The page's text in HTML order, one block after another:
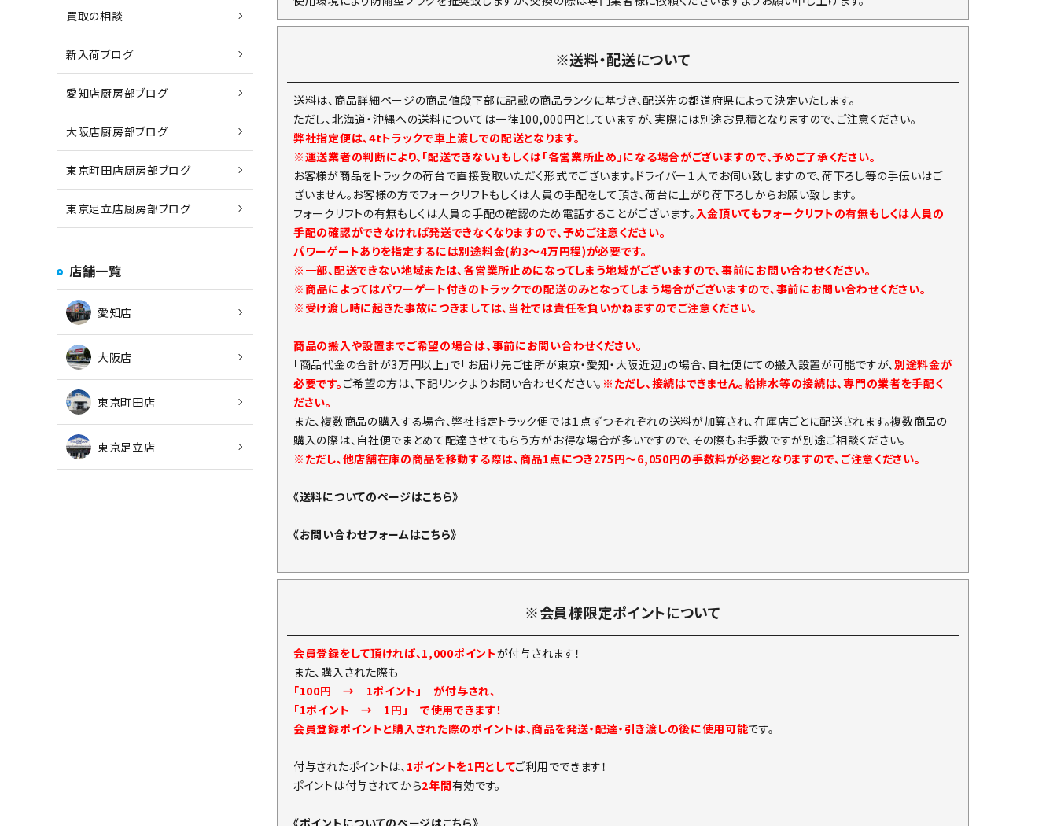
買取の相談
新入荷ブログ
愛知店厨房部ブログ
大阪店厨房部ブログ
東京町田店厨房部ブログ
東京足立店厨房部ブログ
店舗一覧
愛知店
大阪店
東京町田店
東京足立店
※送料・配送について
送料は、商品詳細ページの商品値段下部に記載の商品ランクに基づき、配送先の都道府県によって決定いたします。
ただし、北海道・沖縄への送料については一律100,000円としていますが、実際には別途お見積となりますので、ご注意ください。
弊社指定便は、4tトラックで車上渡しでの配送となります。
※運送業者の判断により、「配送できない」もしくは「各営業所止め」になる場合がございますので、予めご了承ください。
お客様が商品をトラックの荷台で直接受取いただく形式でございます。ドライバー１人でお伺い致しますので、荷下ろし等の手伝いはご
ざいません。お客様の方でフォークリフトもしくは人員の手配をして頂き、荷台に上がり荷下ろしからお願い致します。
フォークリフトの有無もしくは人員の手配の確認のため電話することがございます。 入金頂いてもフォークリフトの有無もしくは人員の
手配の確認ができなければ発送できなくなりますので、予めご注意ください。
パワーゲートありを指定するには別途料金(約3～4万円程)が必要です。
※一部、配送できない地域または、各営業所止めになってしまう地域がございますので、事前にお問い合わせください。
※商品によってはパワーゲート付きのトラックでの配送のみとなってしまう場合がございますので、事前にお問い合わせください。
※受け渡し時に起きた事故につきましては、当社では責任を負いかねますのでご注意ください。
商品の搬入や設置までご希望の場合は、事前にお問い合わせください。
「商品代金の合計が3万円以上」で「お届け先ご住所が東京・愛知・大阪近辺」の場合、自社便にての搬入設置が可能ですが、 別途料金が
必要です。 ご希望の方は、下記リンクよりお問い合わせください。 ※ただし、接続はできません。給排水等の接続は、専門の業者を手配く
ださい。
また、複数商品の購入する場合、弊社指定トラック便では１点ずつそれぞれの送料が加算され、在庫店ごとに配送されます。複数商品の
購入の際は、自社便でまとめて配達させてもらう方がお得な場合が多いですので、その際もお手数ですが別途ご相談ください。
※ただし、他店舗在庫の商品を移動する際は、商品1点につき275円～6,050円の手数料が必要となりますので、ご注意ください。
《送料についてのページはこちら》
《お問い合わせフォームはこちら》
※会員様限定ポイントについて
会員登録をして頂ければ、1,000ポイントが付与されます！
また、購入された際も
「100円 → 1ポイント」 が付与され、
「1ポイント → 1円」 で使用できます！
会員登録ポイントと購入された際のポイントは、商品を発送・配達・引き渡しの後に使用可能です。
付与されたポイントは、 1ポイントを1円としてご利用でできます！
ポイントは付与されてから2年間有効です。
《ポイントについてのページはこちら》